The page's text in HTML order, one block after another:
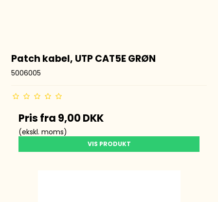
Patch kabel, UTP CAT5E GRØN
5006005
Pris fra 9,00 DKK
(ekskl. moms)
VIS PRODUKT